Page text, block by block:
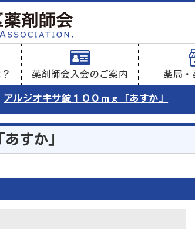
薬剤師会入会のご案内 薬局・
アルジオキサ錠１００ｍｇ「あすか」
すか」